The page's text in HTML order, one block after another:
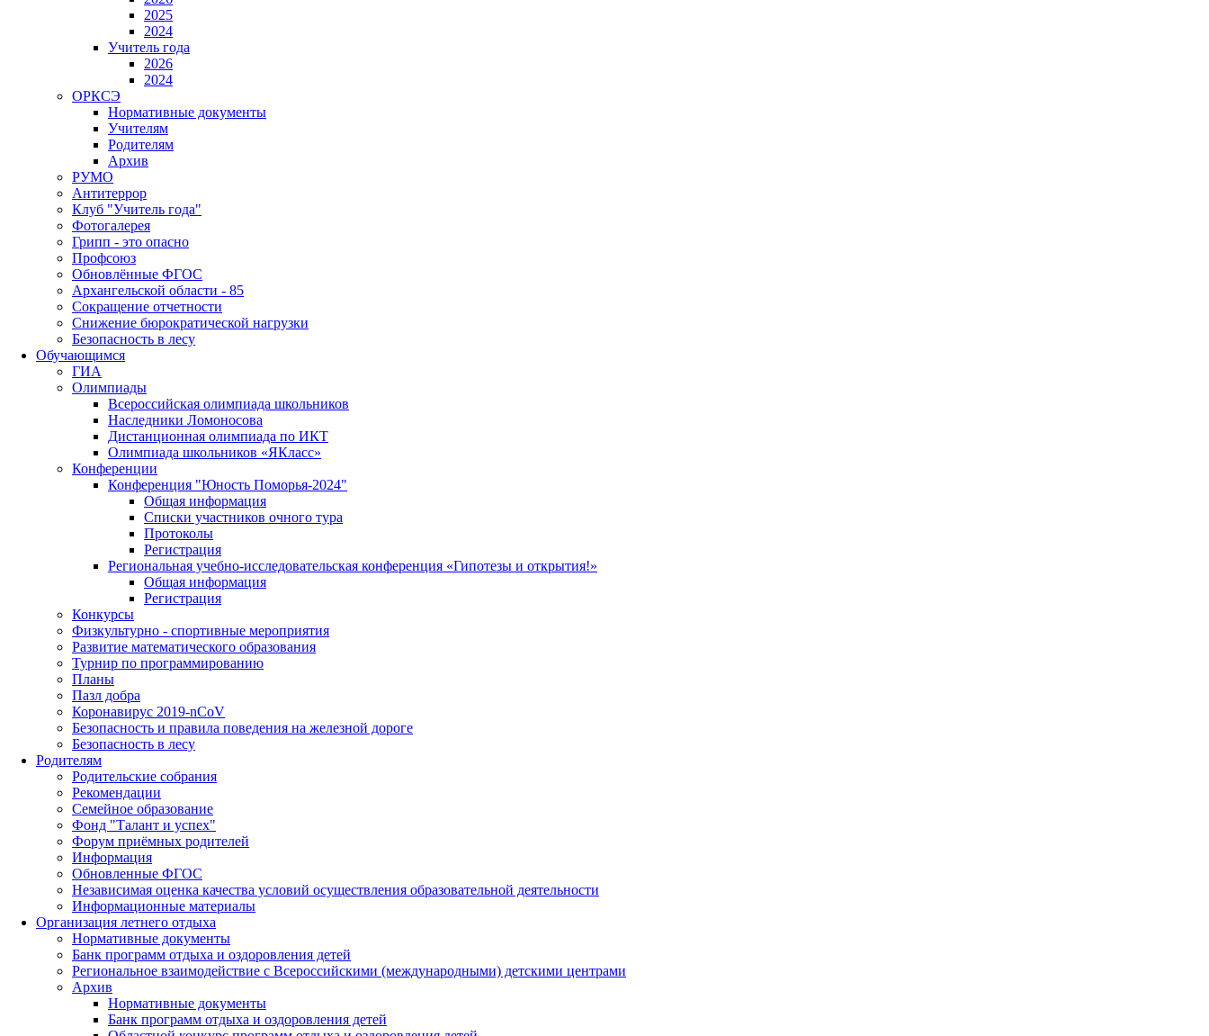
2025
2024
Учитель года
2026
2024
ОРКСЭ
Нормативные документы
Учителям
Родителям
Архив
РУМО
Антитеррор
Клуб "Учитель года"
Фотогалерея
Грипп - это опасно
Профсоюз
Обновлённые ФГОС
Архангельской области - 85
Сокращение отчетности
Снижение бюрократической нагрузки
Безопасность в лесу
Обучающимся
ГИА
Олимпиады
Всероссийская олимпиада школьников
Наследники Ломоносова
Дистанционная олимпиада по ИКТ
Олимпиада школьников «ЯКласс»
Конференции
Конференция "Юность Поморья-2024"
Общая информация
Списки участников очного тура
Протоколы
Регистрация
Региональная учебно-исследовательская конференция «Гипотезы и открытия!»
Общая информация
Регистрация
Конкурсы
Физкультурно - спортивные мероприятия
Развитие математического образования
Турнир по программированию
Планы
Пазл добра
Коронавирус 2019-nCoV
Безопасность и правила поведения на железной дороге
Безопасность в лесу
Родителям
Родительские собрания
Рекомендации
Семейное образование
Фонд "Талант и успех"
Форум приёмных родителей
Информация
Обновленные ФГОС
Независимая оценка качества условий осуществления образовательной деятельности
Информационные материалы
Организация летнего отдыха
Нормативные документы
Банк программ отдыха и оздоровления детей
Региональное взаимодействие с Всероссийскими (международными) детскими центрами
Архив
Нормативные документы
Банк программ отдыха и оздоровления детей